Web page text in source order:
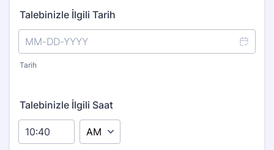
Talebinizle İlgili Tarih
Tarih
Talebinizle İlgili Saat
AM/PM Option